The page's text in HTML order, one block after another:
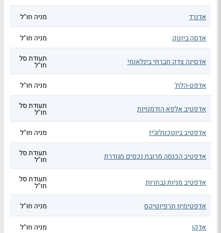
אדנרד מניה חו"ל
אדסה ביוטק מניה חו"ל
אדסינה צדק חברתי בינלאומי תעודת סל
חו"ל
אדפט-הלת'
מניה חו"ל
אדפטיב אלפא הזדמנויות תעודת סל
חו"ל
אדפטיב ביוטכנולוג'יז
מניה חו"ל
אדפטיב הכנסה מרובת נכסים מגודרת תעודת סל
חו"ל
אדפטיב מניות נבחרות תעודת סל
חו"ל
אדפטימיון תרפיוטיקס
מניה חו"ל
אדקו מניה חו"ל